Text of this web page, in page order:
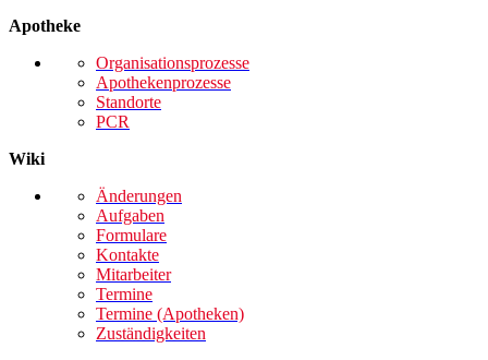
Apotheke
Organisationsprozesse
Apothekenprozesse
Standorte
PCR
Wiki
Änderungen
Aufgaben
Formulare
Kontakte
Mitarbeiter
Termine
Termine (Apotheken)
Zuständigkeiten